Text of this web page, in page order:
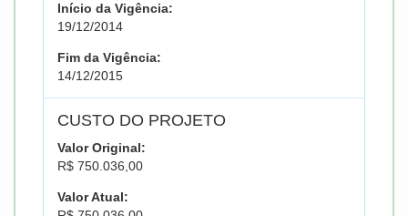
Início da Vigência:
19/12/2014
Fim da Vigência:
14/12/2015
CUSTO DO PROJETO
Valor Original:
R$ 750.036,00
Valor Atual: